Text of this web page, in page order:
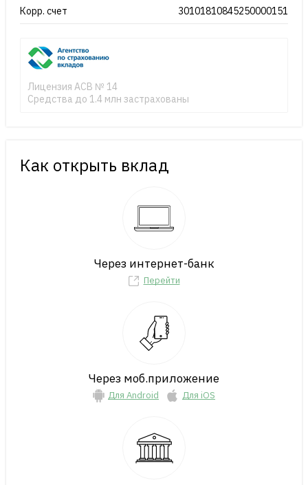
Корр. счет 30101810845250000151
Лицензия АСВ № 14
Средства до 1.4 млн застрахованы
Как открыть вклад
Через интернет-банк
Перейти
Через моб.приложение
Для Android Для iOS